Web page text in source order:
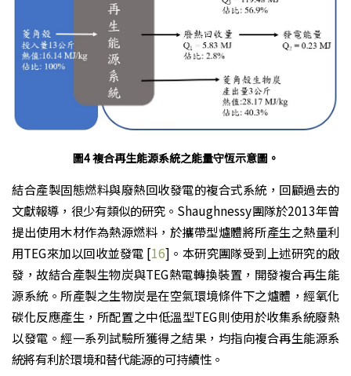
圖4 複合再生能源系統之能量守恆示意圖。
結合產製固態燃料與廢熱回收發電的複合式系統，回顧過去的
文獻報導，很少有類似的研究。Shaughnessy團隊於2013年曾
提出使用木材作為熱源燃料，於攜帶型爐體將所產生之熱量利
用TEG來加以回收並發電 [16]。本研究團隊受到上述研究的啟
發，故結合產製生物炭與TEG熱電轉換裝置，開發複合再生能
源系統。所產製之生物炭是在空氣環境條件下之爐體，經氧化
碳化反應產生，所配置之中低溫型TEG則使用於收集系統廢熱
以發電。經一系列試驗所獲得之結果，均指向複合再生能源系
統將有利於環境和替代能源的可持續性。